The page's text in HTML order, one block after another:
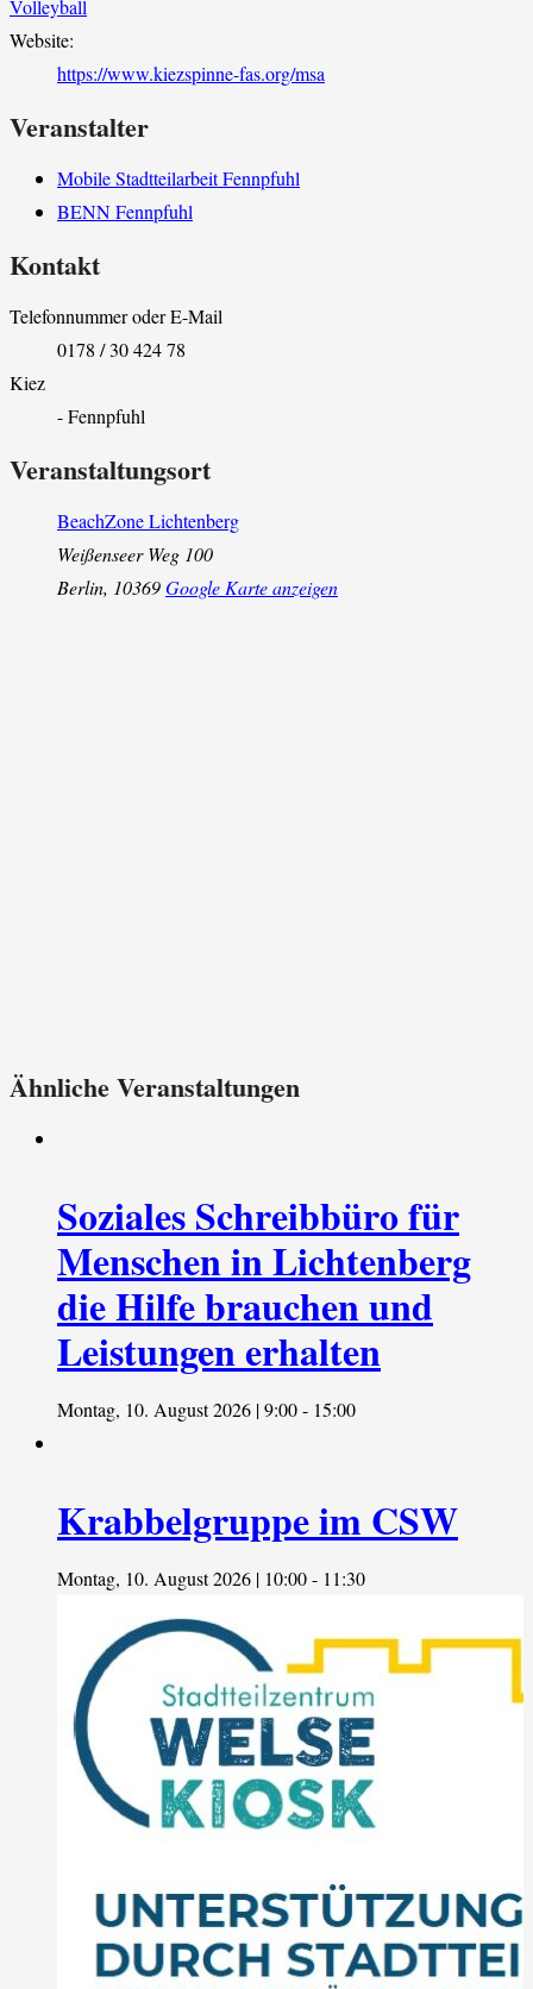
Volleyball
Website:
https://www.kiezspinne-fas.org/msa
Veranstalter
Mobile Stadtteilarbeit Fennpfuhl
BENN Fennpfuhl
Kontakt
Telefonnummer oder E-Mail
0178 / 30 424 78
Kiez
- Fennpfuhl
Veranstaltungsort
BeachZone Lichtenberg
Weißenseer Weg 100
Berlin, 10369Google Karte anzeigen
Ähnliche Veranstaltungen
Soziales Schreibbüro für
Menschen in Lichtenberg
die Hilfe brauchen und
Leistungen erhalten
Montag, 10. August 2026 | 9:00- 15:00
Krabbelgruppe im CSW
Montag, 10. August 2026 | 10:00- 11:30